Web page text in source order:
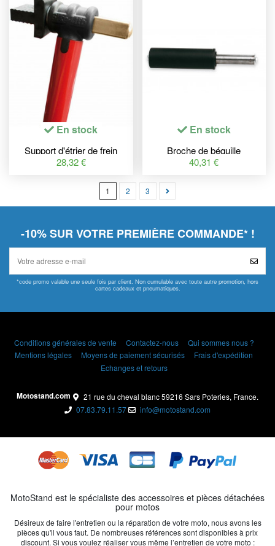
En stock
Support d'étrier de frein
radiaux BIKE LIFT pour
28,32 €
En stock
Broche de béquille
monobras BIKE LIFT
40,31 €
1 2 3
-10% SUR VOTRE PREMIÈRE COMMANDE* !
*code promo valable une seule fois par client. Non cumulable avec toute autre promotion, hors
cartes cadeaux et pneumatiques.
Conditions générales de vente Contactez-nous
Qui sommes nous ?
Mentions légales
Moyens de paiement sécurisés
Frais d'expédition
Echanges et retours
Motostand.com
21 rue du cheval blanc 59216 Sars Poteries, France.
07.83.79.11.57
info@motostand.com
MotoStand est le spécialiste des accessoires et pièces détachées
pour motos
Désireux de faire l'entretien ou la réparation de votre moto, nous avons les
pièces qu'il vous faut. De nombreuses références sont disponibles à prix
discount. Si vous voulez réaliser vous même l’entretien de votre moto :